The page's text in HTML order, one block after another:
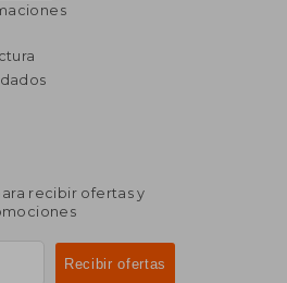
63.26
recibir ofertas y